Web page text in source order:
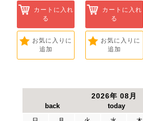
カートに入れ
る
お気に入りに
追加
カートに入れ
る
お気に入りに
追加
2026年 08月